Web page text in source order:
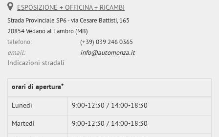
ESPOSIZIONE + OFFICINA + RICAMBI
Strada Provinciale SP6 - via Cesare Battisti, 165
20854 Vedano al Lambro (MB)
telefono:
(+39) 039 246 0365
email:
info@automonza.it
Indicazioni stradali
orari di apertura*
Lunedì 9:00-12:30 / 14:00-18:30
Martedì 9:00-12:30 / 14:00-18:30